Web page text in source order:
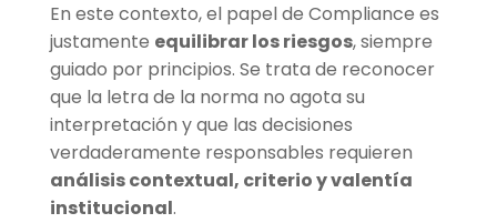
En este contexto, el papel de Compliance es
justamente equilibrar los riesgos, siempre
guiado por principios. Se trata de reconocer
que la letra de la norma no agota su
interpretación y que las decisiones
verdaderamente responsables requieren
análisis contextual, criterio y valentía
institucional.